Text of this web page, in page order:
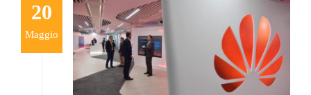
20
Maggio